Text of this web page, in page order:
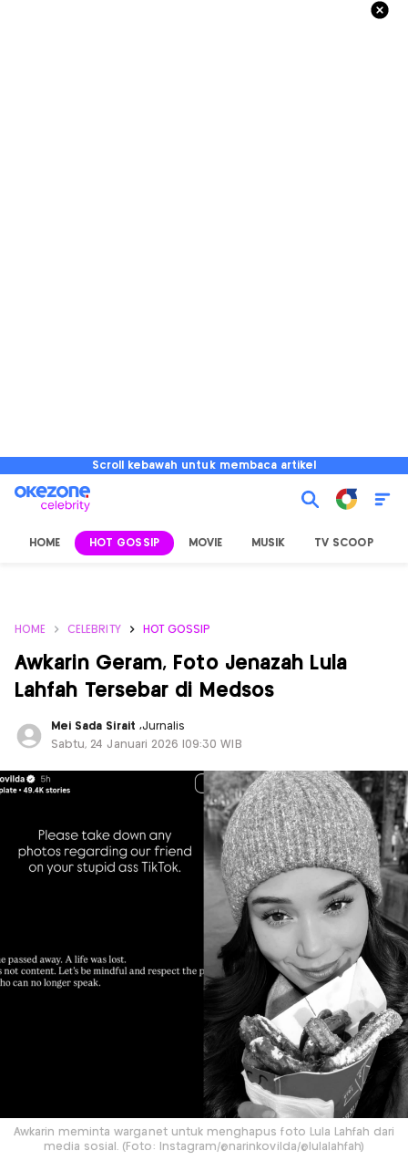
Scroll kebawah untuk membaca artikel
HOME HOT GOSSIP MOVIE MUSIK TV SCOOP
HOME CELEBRITY HOT GOSSIP
Awkarin Geram, Foto Jenazah Lula
Lahfah Tersebar di Medsos
Mei Sada Sirait ,Jurnalis
Sabtu, 24 Januari 2026 |09:30 WIB
Awkarin meminta warganet untuk menghapus foto Lula Lahfah dari
media sosial. (Foto: Instagram/@narinkovilda/@lulalahfah)